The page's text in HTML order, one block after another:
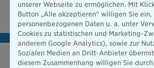
Berater finden
unserer Webseite zu ermöglichen. Mit
Button „Alle akzeptieren" willigen Sie ein,
personenbezogenen Daten u. a. unter
Cookies zu statistischen und Marketing-
anderem Google Analytics), sowie zur
Sozialen Medien an Dritt-Anbieter
diesem Zusammenhang willigen Sie